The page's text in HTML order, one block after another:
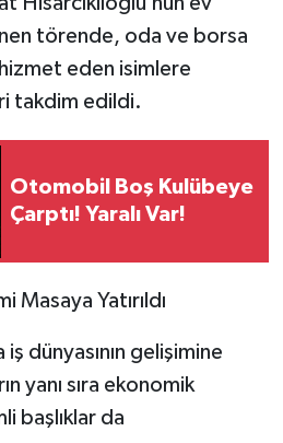
törende, oda ve borsa
hizmet eden isimlere
takdim edildi.
Otomobil Boş Kulübeye
Çarptı! Yaralı Var!
Masaya Yatırıldı
dünyasının gelişimine
yanı sıra ekonomik
başlıklar da